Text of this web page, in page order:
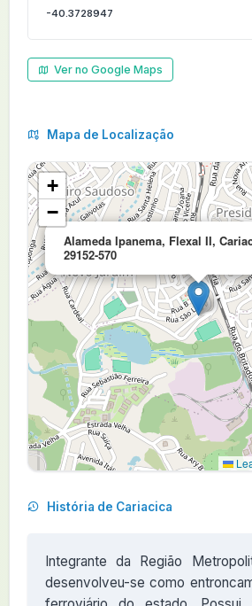
-40.3728947
Ver no Google Maps
Mapa de Localização
Alameda Ipanema, Flexal II,
29152-570
+
−
História de Cariacica
Integrante da Região
desenvolveu-se como